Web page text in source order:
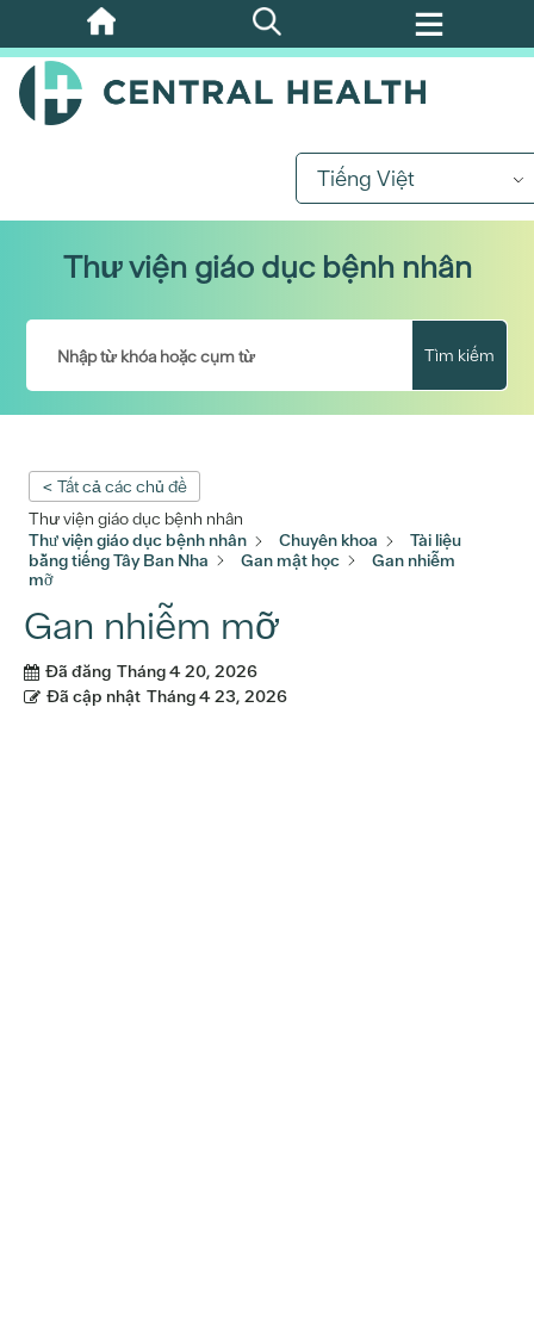
Bỏ
qua
nội
Tiếng Việt
Thư viện giáo dục bệnh nhân
Tìm kiếm
< Tất cả các chủ đề
Thư viện giáo dục bệnh nhân
Thư viện giáo dục bệnh nhân
Chuyên khoa
Tài liệu
bằng tiếng Tây Ban Nha
Gan mật học
Gan nhiễm
mỡ
Gan nhiễm mỡ
Đã đăng Tháng 4 20, 2026
Đã cập nhật Tháng 4 23, 2026